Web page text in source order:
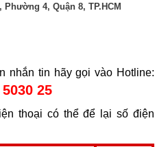
Phường 4, Quận 8, TP.HCM
nhắn tin hãy gọi vào Hotline:
25
thoại có thể để lại số điện